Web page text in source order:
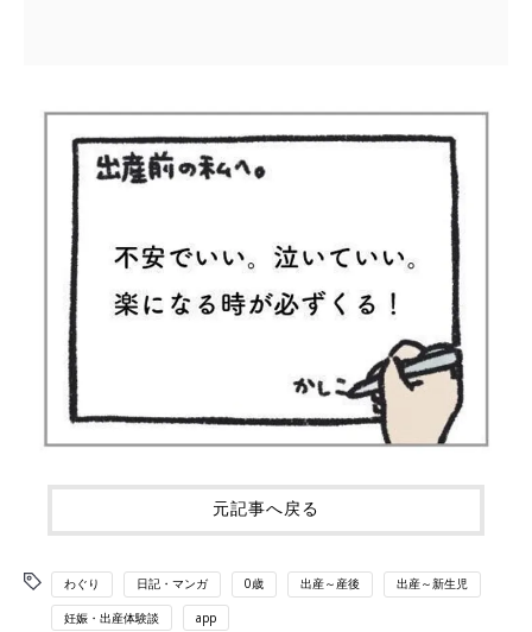
元記事へ戻る
わぐり 日記・マンガ 0歳 出産～産後 出産～新生児
妊娠・出産体験談 app